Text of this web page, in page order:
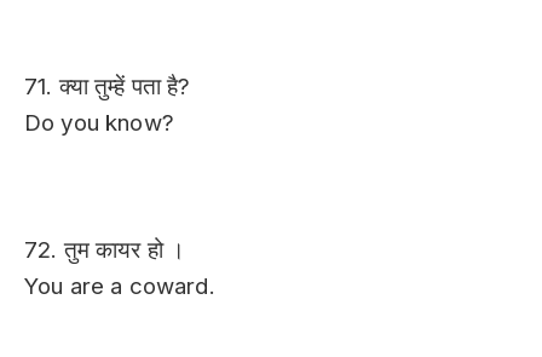
71. क्या तुम्हें पता है?
Do you know?
72. तुम कायर हो ।
You are a coward.